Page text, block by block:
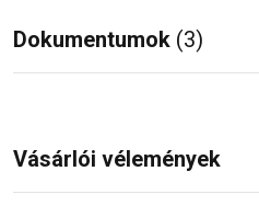
Dokumentumok (3)
Vásárlói vélemények